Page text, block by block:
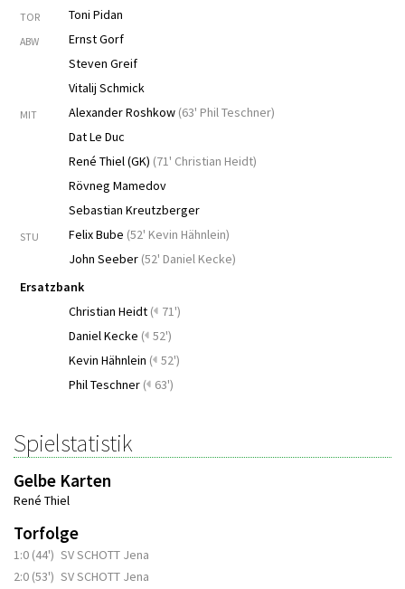
TOR Toni Pidan
ABW
Ernst Gorf
Steven Greif
Vitalij Schmick
MIT Alexander Roshkow (63' Phil Teschner)
Dat Le Duc
René Thiel (GK) (71' Christian Heidt)
Rövneg Mamedov
Sebastian Kreutzberger
STU Felix Bube (52' Kevin Hähnlein)
John Seeber (52' Daniel Kecke)
Ersatzbank
Christian Heidt ( 71')
Daniel Kecke ( 52')
Kevin Hähnlein ( 52')
Phil Teschner ( 63')
Spielstatistik
Gelbe Karten
René Thiel
Torfolge
1:0 (44') SV SCHOTT Jena
2:0 (53') SV SCHOTT Jena